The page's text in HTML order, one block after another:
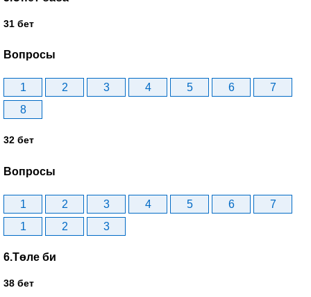
31 бет
Вопросы
1 2 3 4 5 6
7
8
32 бет
Вопросы
1 2 3 4 5 6
7
1
2 3
6.Төле би
38 бет